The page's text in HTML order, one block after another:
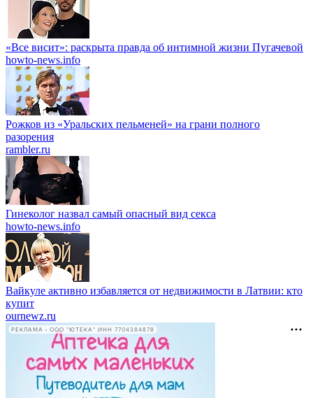
«Все висит»: раскрыта правда об интимной жизни Пугачевой
howto-news.info
Рожков из «Уральских пельменей» на грани полного
разорения
rambler.ru
Гинеколог назвал самый опасный вид секса
howto-news.info
Вайкуле активно избавляется от недвижимости в Латвии: кто
купит
ournewz.ru
РЕКЛАМА • ООО "ЮТЕКА" ИНН 7704384878